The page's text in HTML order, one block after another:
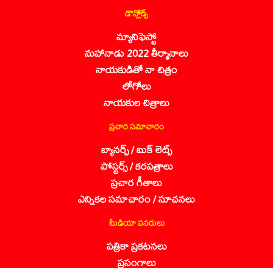
డౌన్లోడ్స్
మ్యానిఫెస్టో
మహానాడు 2022 తీర్మానాలు
నాయకుడితో నా చిత్రం
లోగోలు
నాయకుల చిత్రాలు
ప్రచార సమాచారం
బ్యానర్స్ / బుక్ లెట్స్
పోస్టర్స్ / కరపత్రాలు
ప్రచార గీతాలు
ఎన్నికల సమాచారం / సూచనలు
మీడియా వనరులు
పత్రికా ప్రకటనలు
ప్రసంగాలు